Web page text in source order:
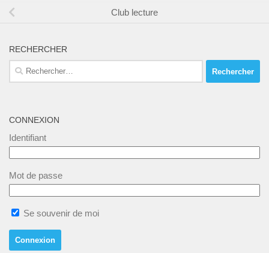
Club lecture
RECHERCHER
Rechercher :
CONNEXION
Identifiant
Mot de passe
Se souvenir de moi